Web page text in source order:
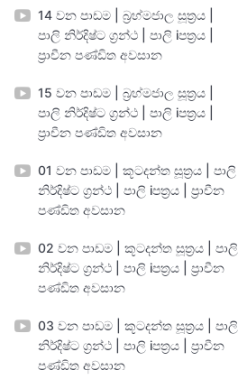
14 වන පාඩම | බ්‍රහ්මජාල සූත්‍රය |
පාලි නිර්දිෂ්ට ග්‍රන්ථ | පාලි iපත්‍රය |
ප්‍රාචීන පණ්ඩිත අවසාන
15 වන පාඩම | බ්‍රහ්මජාල සූත්‍රය |
පාලි නිර්දිෂ්ට ග්‍රන්ථ | පාලි iපත්‍රය |
ප්‍රාචීන පණ්ඩිත අවසාන
01 වන පාඩම | කූටදන්ත සූත්‍රය | පාලි
නිර්දිෂ්ට ග්‍රන්ථ | පාලි iපත්‍රය | ප්‍රාචීන
පණ්ඩිත අවසාන
02 වන පාඩම | කූටදන්ත සූත්‍රය | පාලි
නිර්දිෂ්ට ග්‍රන්ථ | පාලි iපත්‍රය | ප්‍රාචීන
පණ්ඩිත අවසාන
03 වන පාඩම | කූටදන්ත සූත්‍රය | පාලි
නිර්දිෂ්ට ග්‍රන්ථ | පාලි iපත්‍රය | ප්‍රාචීන
පණ්ඩිත අවසාන